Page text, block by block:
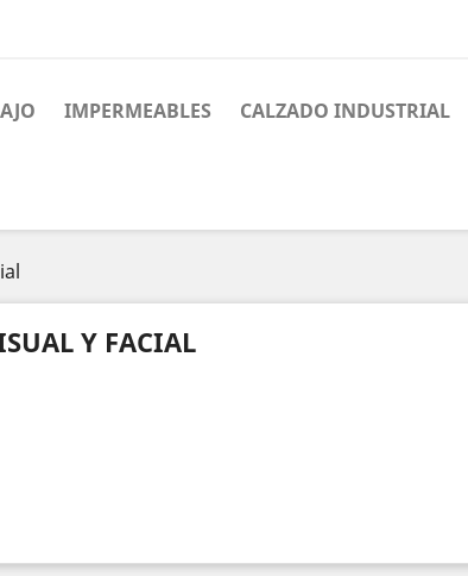
IMPERMEABLES CALZADO INDUSTRIAL
Y FACIAL